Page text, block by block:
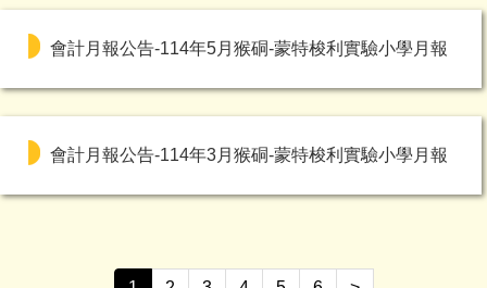
會計月報公告-114年5月猴硐-蒙特梭利實驗小學月報
會計月報公告-114年3月猴硐-蒙特梭利實驗小學月報